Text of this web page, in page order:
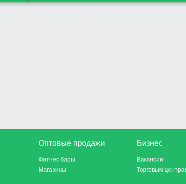
Оптовые продажи
Фитнес бары
Магазины
Бизнес
Вакансии
Торговым